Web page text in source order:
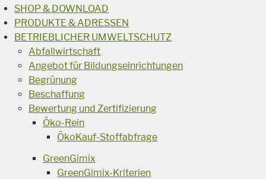
SHOP & DOWNLOAD
PRODUKTE & ADRESSEN
BETRIEBLICHER UMWELTSCHUTZ
Abfallwirtschaft
Angebot für Bildungseinrichtungen
Begrünung
Beschaffung
Bewertung und Zertifizierung
Öko-Rein
ÖkoKauf-Stoffabfrage
GreenGimix
GreenGimix-Kriterien